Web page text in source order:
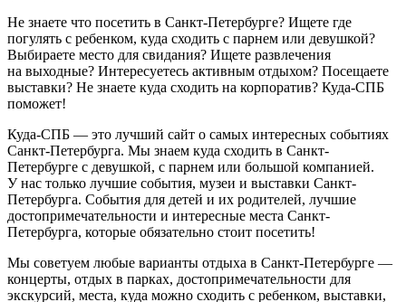
Не знаете что посетить в Санкт-Петербурге? Ищете где
погулять с ребенком, куда сходить с парнем или девушкой?
Выбираете место для свидания? Ищете развлечения
на выходные? Интересуетесь активным отдыхом? Посещаете
выставки? Не знаете куда сходить на корпоратив? Куда-СПБ
поможет!
Куда-СПБ — это лучший сайт о самых интересных событиях
Санкт-Петербурга. Мы знаем куда сходить в Санкт-
Петербурге с девушкой, с парнем или большой компанией.
У нас только лучшие события, музеи и выставки Санкт-
Петербурга. События для детей и их родителей, лучшие
достопримечательности и интересные места Санкт-
Петербурга, которые обязательно стоит посетить!
Мы советуем любые варианты отдыха в Санкт-Петербурге —
концерты, отдых в парках, достопримечательности для
экскурсий, места, куда можно сходить с ребенком, выставки,